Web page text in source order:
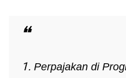
Perpajakan di